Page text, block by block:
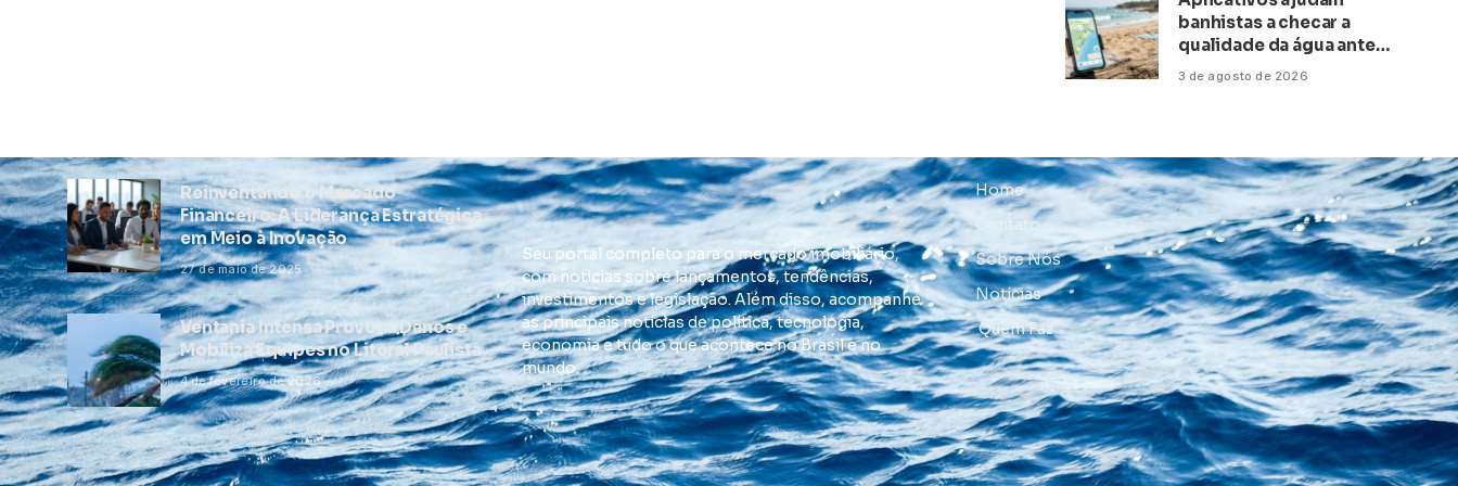
banhistas a checar a
qualidade da água antes
de ir à praia
3 de agosto de 2026
Reinventando o Mercado
Financeiro: A Liderança Estratégica
em Meio à Inovação
27 de maio de 2025
Ventania Intensa Provoca Danos e
Mobiliza Equipes no Litoral Paulista
4 de fevereiro de 2026
Seu portal completo para o mercado imobiliário,
com notícias sobre lançamentos, tendências,
investimentos e legislação. Além disso, acompanhe
as principais notícias de política, tecnologia,
economia e tudo o que acontece no Brasil e no
mundo.
Home
Contato
Sobre Nós
Notícias
Quem Faz